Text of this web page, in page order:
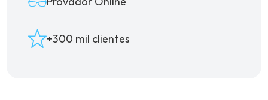
+300 mil clientes